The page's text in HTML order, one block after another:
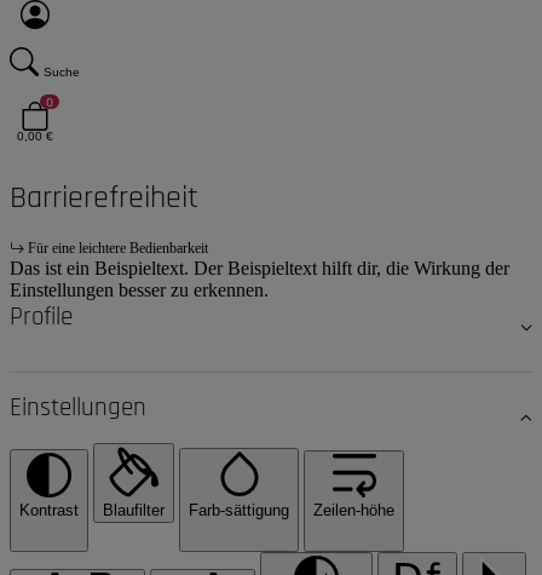
Suche
0
0,00 €
Barrierefreiheit
Für eine leichtere Bedienbarkeit
Das ist ein Beispieltext. Der Beispieltext hilft dir, die Wirkung der
Einstellungen besser zu erkennen.
Profile
Einstellungen
Kontrast Blaufilter Farb-sättigung Zeilen-höhe